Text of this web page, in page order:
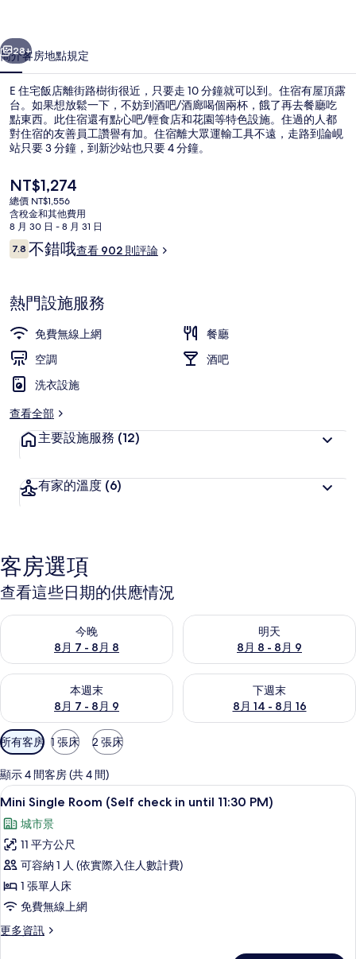
片
集
個 下一個
28+
簡介客房地點規定
E 住宅飯店離街路樹街很近，只要走 10 分鐘就可以到。住宿有屋頂露
台。如果想放鬆一下，不妨到酒吧/酒廊喝個兩杯，餓了再去餐廳吃
點東西。此住宿還有點心吧/輕食店和花園等特色設施。住過的人都
對住宿的友善員工讚譽有加。住宿離大眾運輸工具不遠，走路到論峴
站只要 3 分鐘，到新沙站也只要 4 分鐘。
目
前
的
價
格
是
NT$1,274
總價 NT$1,556
含稅金和其他費用
8 月 30 日 - 8 月 31 日
評
論
7.87.8 分，滿分 10 分，
不錯哦查看 902 則評論
熱門設施服務
免費無線上網
餐廳
空調
酒吧
洗衣設施
查看全部
主要設施服務 (12)
有家的溫度 (6)
客房選項
查看這些日期的供應情況
今晚
8月 7 - 8月 8
查看今晚 (8月 7 - 8月 8) 的供應情況
明天
8月 8 - 8月 9
查看明天 (8月 8 - 8月 9) 的供
本週末
8月 7 - 8月 9
查看本週末 (8月 7 - 8月 9) 的供應情況
下週末
8月 14 - 8月 16
查看下週末 (8月 14 - 8月 16)
可
用
的
客
房
篩
選
條
所有客房 1 張床 2 張床
顯示 4 間客房 (共 4 間)
顯
示
Mini
Single
Room
(Self
check
in
8
Mini Single Room (Self check in until 11:30 PM)
城市景
11 平方公尺
可容納 1 人 (依實際入住人數計費)
1 張單人床
免費無線上網
更多資訊
更